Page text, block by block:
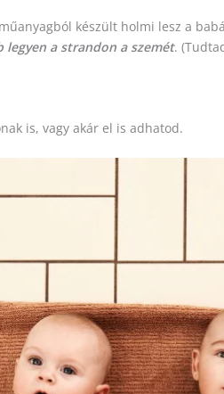
készült holmi lesz a
legyen a strandon a szemét.
is, vagy akár el is adhatod.